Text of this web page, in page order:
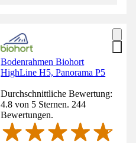
Bodenrahmen Biohort
HighLine H5, Panorama P5
Durchschnittliche Bewertung:
4.8 von 5 Sternen. 244
Bewertungen.